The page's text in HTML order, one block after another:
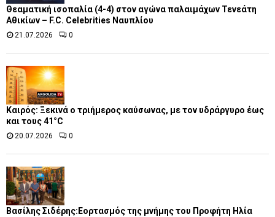
Θεαματική ισοπαλία (4-4) στον αγώνα παλαιμάχων Τενεάτη
Αθικίων – F.C. Celebrities Ναυπλίου
21.07.2026 0
Καιρός: Ξεκινά ο τριήμερος καύσωνας, με τον υδράργυρο έως
και τους 41°C
20.07.2026 0
Βασίλης Σιδέρης:Εορτασμός της μνήμης του Προφήτη Ηλία